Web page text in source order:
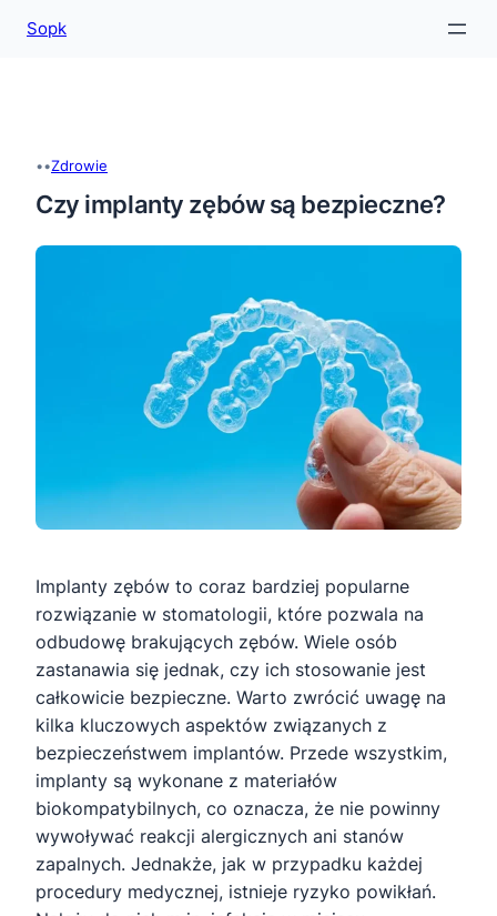
treści
Sopk
••Zdrowie
Czy implanty zębów są bezpieczne?
Implanty zębów to coraz bardziej popularne
rozwiązanie w stomatologii, które pozwala na
odbudowę brakujących zębów. Wiele osób
zastanawia się jednak, czy ich stosowanie jest
całkowicie bezpieczne. Warto zwrócić uwagę na
kilka kluczowych aspektów związanych z
bezpieczeństwem implantów. Przede wszystkim,
implanty są wykonane z materiałów
biokompatybilnych, co oznacza, że nie powinny
wywoływać reakcji alergicznych ani stanów
zapalnych. Jednakże, jak w przypadku każdej
procedury medycznej, istnieje ryzyko powikłań.